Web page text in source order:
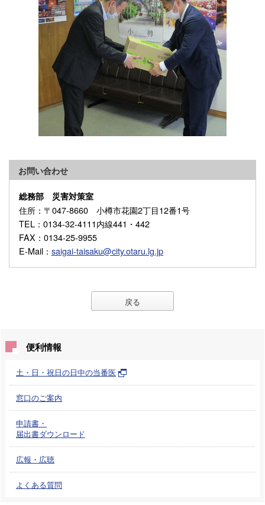
お問い合わせ
総務部 災害対策室
住所 ：〒047-8660 小樽市花園2丁目12番1号
TEL ：0134-32-4111内線441・442
FAX ：0134-25-9955
E-Mail ： saigai-taisaku@city.otaru.lg.jp
戻る
便利情報
土・日・祝日の日中の当番医
窓口のご案内
申請書・
届出書ダウンロード
広報・広聴
よくある質問